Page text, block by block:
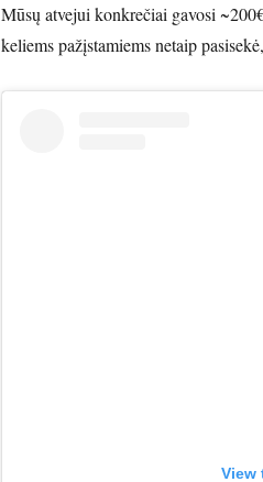
Mūsų atvejui konkrečiai gavosi
keliems pažįstamiems netaip
View